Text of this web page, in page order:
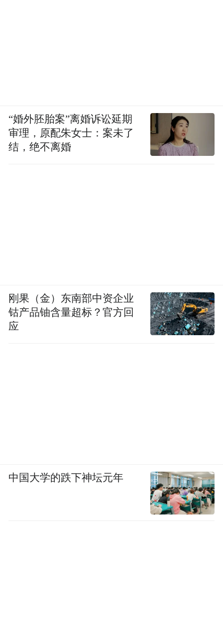
“婚外胚胎案”离婚诉讼延期
审理，原配朱女士：案未了
结，绝不离婚
刚果（金）东南部中资企业
钴产品铀含量超标？官方回
应
中国大学的跌下神坛元年